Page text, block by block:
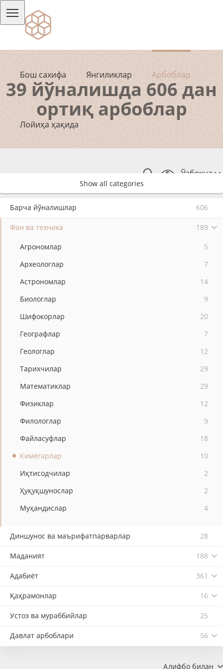
Бош сахифа Янгиликлар Арбоблар
Лойиҳа ҳақида
Ўзбекча
39 йўналишда 606 дан
ортиқ арбоблар
Show all categories
Барча йўналишлар 606
Фан ва техника 189
Агрономлар
5
Археологлар
7
Астрономлар
14
Биологлар
9
Шифокорлар
20
Географлар
7
Геологлар
12
Тарихчилар
29
Математиклар
29
Физиклар
12
Филологлар
9
Файласуфлар
18
Кимёгарлар
10
Иқтисодчилар
2
Ҳуқуқшунослар
2
Муҳандислар
4
Диншунос ва маърифатпарварлар 28
Маданият 188
Адабиёт 361
Қаҳрамонлар 16
Устоз ва мураббийлар 25
Давлат арбоблари 56
Алифбо билан